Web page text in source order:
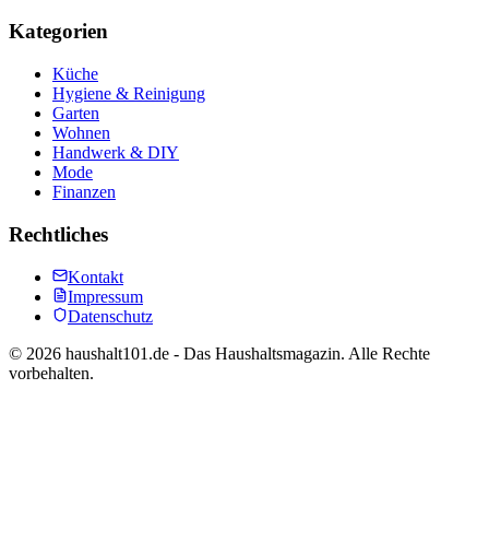
Kategorien
Küche
Hygiene & Reinigung
Garten
Wohnen
Handwerk & DIY
Mode
Finanzen
Rechtliches
Kontakt
Impressum
Datenschutz
© 2026 haushalt101.de - Das Haushaltsmagazin. Alle Rechte
vorbehalten.